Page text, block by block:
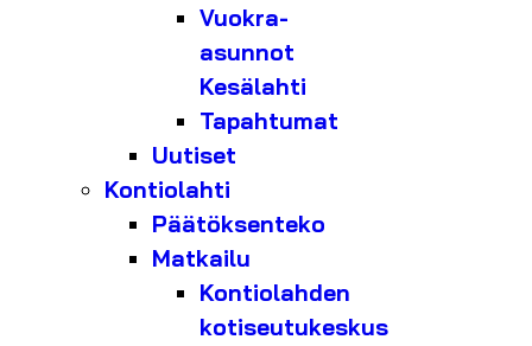
Vuokra-
asunnot
Kesälahti
Tapahtumat
Uutiset
Kontiolahti
Päätöksenteko
Matkailu
Kontiolahden
kotiseutukeskus